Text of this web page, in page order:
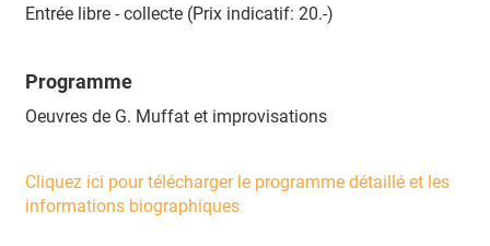
Entrée libre - collecte (Prix indicatif: 20.-)
Programme
Oeuvres de G. Muffat et improvisations
Cliquez ici pour télécharger le programme détaillé et les
informations biographiques